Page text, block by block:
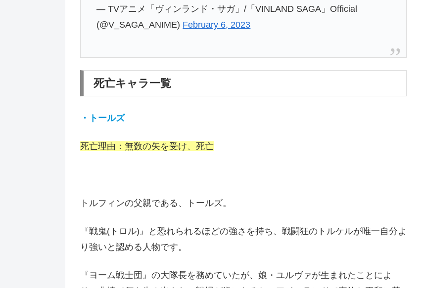
— TVアニメ「ヴィンランド・サガ」/「VINLAND SAGA」Official
(@V_SAGA_ANIME) February 6, 2023
死亡キャラ一覧
・トールズ
死亡理由：無数の矢を受け、死亡
トルフィンの父親である、トールズ。
『戦鬼(トロル)』と恐れられるほどの強さを持ち、戦闘狂のトルケルが唯一自分よ
り強いと認める人物です。
『ヨーム戦士団』の大隊長を務めていたが、娘・ユルヴァが生まれたことによ